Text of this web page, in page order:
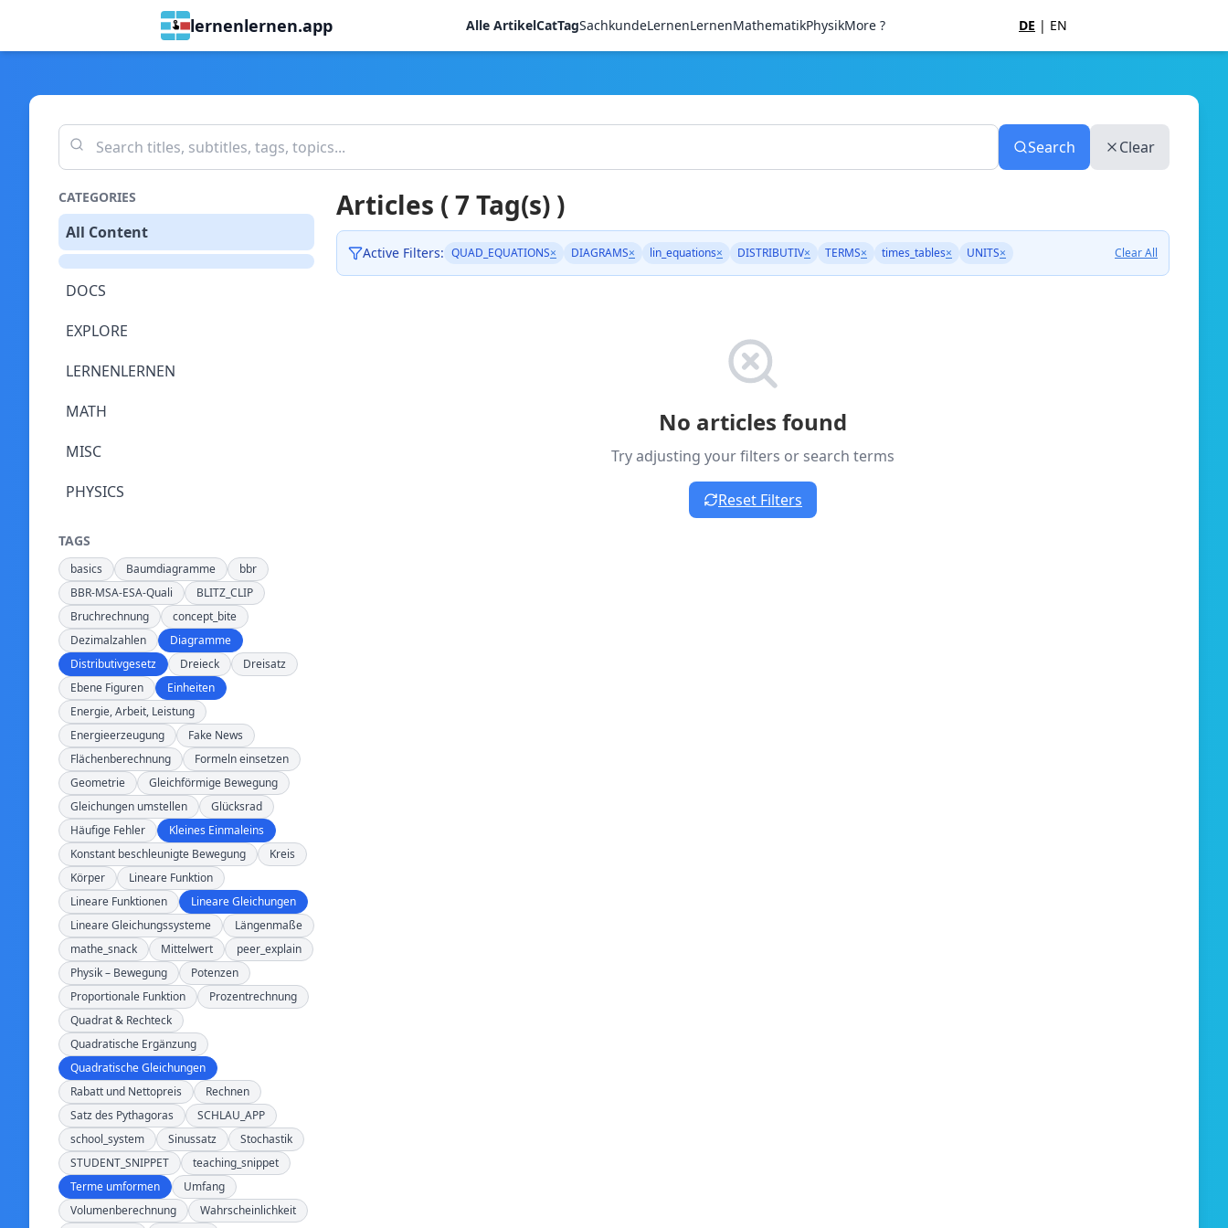
lernenlernen.app Alle ArtikelCatTagSachkundeLernenLernenMathematikPhysikMore ? DE | EN
Search Clear
CATEGORIES
All Content
DOCS
EXPLORE
LERNENLERNEN
MATH
MISC
PHYSICS
TAGS
basics Baumdiagramme
bbr
BBR-MSA-ESA-Quali
BLITZ_CLIP
Bruchrechnung
concept_bite
Dezimalzahlen
Diagramme
Distributivgesetz
Dreieck
Dreisatz
Ebene Figuren
Einheiten
Energie, Arbeit, Leistung
Energieerzeugung
Fake News
Flächenberechnung
Formeln einsetzen
Geometrie
Gleichförmige Bewegung
Gleichungen umstellen
Glücksrad
Häufige Fehler
Kleines Einmaleins
Konstant beschleunigte Bewegung
Kreis
Körper
Lineare Funktion
Lineare Funktionen
Lineare Gleichungen
Lineare Gleichungssysteme
Längenmaße
mathe_snack
Mittelwert
peer_explain
Physik – Bewegung
Potenzen
Proportionale Funktion
Prozentrechnung
Quadrat & Rechteck
Quadratische Ergänzung
Quadratische Gleichungen
Rabatt und Nettopreis
Rechnen
Satz des Pythagoras
SCHLAU_APP
school_system
Sinussatz
Stochastik
STUDENT_SNIPPET
teaching_snippet
Terme umformen
Umfang
Volumenberechnung
Wahrscheinlichkeit
Articles ( 7 Tag(s) )
Active Filters: QUAD_EQUATIONS× DIAGRAMS× lin_equations× DISTRIBUTIV× TERMS× times_tables× UNITS× Clear All
No articles found
Try adjusting your filters or search terms
Reset Filters